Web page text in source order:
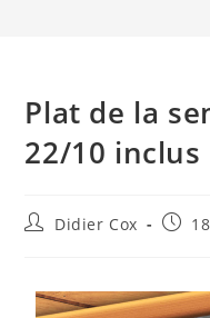
Plat de la
22/10 inclus
Didier Cox